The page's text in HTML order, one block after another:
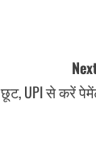
UPI से करें